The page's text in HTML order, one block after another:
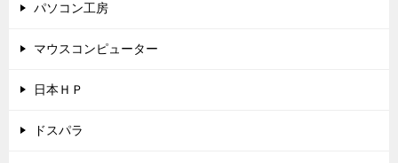
パソコン工房
マウスコンピューター
日本ＨＰ
ドスパラ